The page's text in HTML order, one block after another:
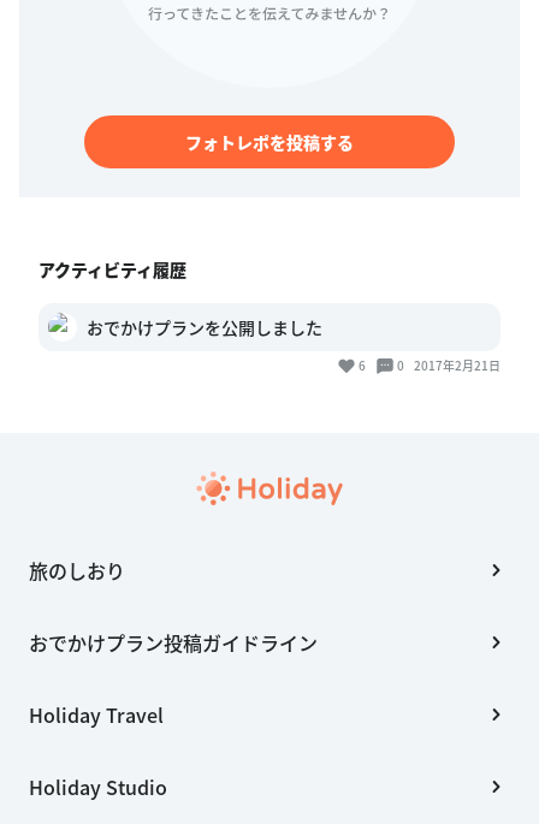
フォトレポを投稿する
アクティビティ履歴
おでかけプランを公開しました
6 0 2017年2月21日
旅のしおり
おでかけプラン投稿ガイドライン
Holiday Travel
Holiday Studio